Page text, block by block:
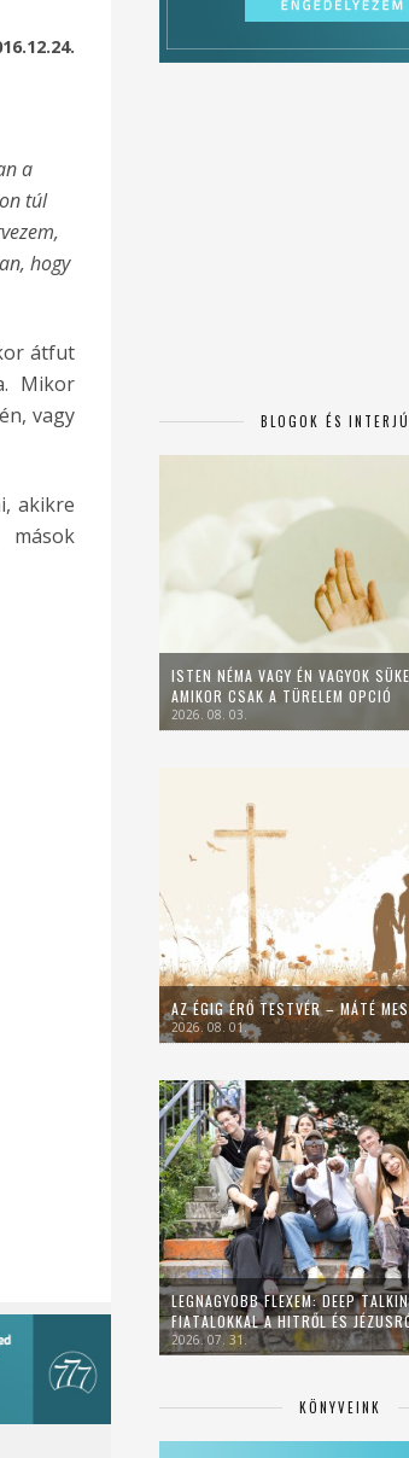
a
túl
hogy
átfut
Mikor
vagy
akikre
mások
BLOGOK ÉS
ISTEN NÉMA VAGY ÉN VAGYOK
AMIKOR CSAK A TÜRELEM OPCIÓ
2026. 08. 03.
AZ ÉGIG ÉRŐ TESTVÉR – MÁTÉ
2026. 08. 01.
LEGNAGYOBB FLEXEM: DEEP
FIATALOKKAL A HITRŐL ÉS
2026. 07. 31.
KÖNYVEINK